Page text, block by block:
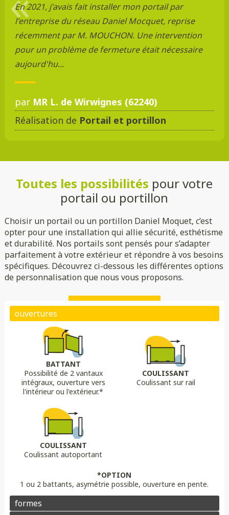
En 2021, j'avais fait installer mon portail par
l'entreprise du réseau Daniel Mocquet, reprise
récemment par M. MOUCHON. Une intervention
pour un problème de fermeture était nécessaire
aujourd'hu...
par MR L. de Wirwignes (62240)
Réalisation de Portail et portillon
Toutes les possibilités pour votre
portail ou portillon
Choisir un portail ou un portillon Daniel Moquet, c’est
opter pour une installation qui allie sécurité, esthétisme
et durabilité. Nos portails sont pensés pour s’adapter
parfaitement à votre extérieur et répondre à vos besoins
spécifiques. Découvrez ci-dessous les différentes options
de personnalisation que nous vous proposons.
BATTANT
Possibilité de 2 vantaux
intégraux, ouverture vers
l'intérieur ou l'extérieur.*
COULISSANT
Coulissant sur rail
COULISSANT
Coulissant autoportant
*OPTION
1 ou 2 battants, asymétrie possible, ouverture en pente.
Biais bas Bombé inversé
Chapeau de gendarmeChapeau de gendarme inversé
Portail pleinPortail semi ajouré Portail ajouré
LAME
Lame 30 cm modulable
OPTION
lame ajourée
OPTION
Lame déco sur mesure
DÉCORS OPTIONS
DMC 304
DMC 305
AluminiumComposite
Pointes
Motorisation
Aluminium